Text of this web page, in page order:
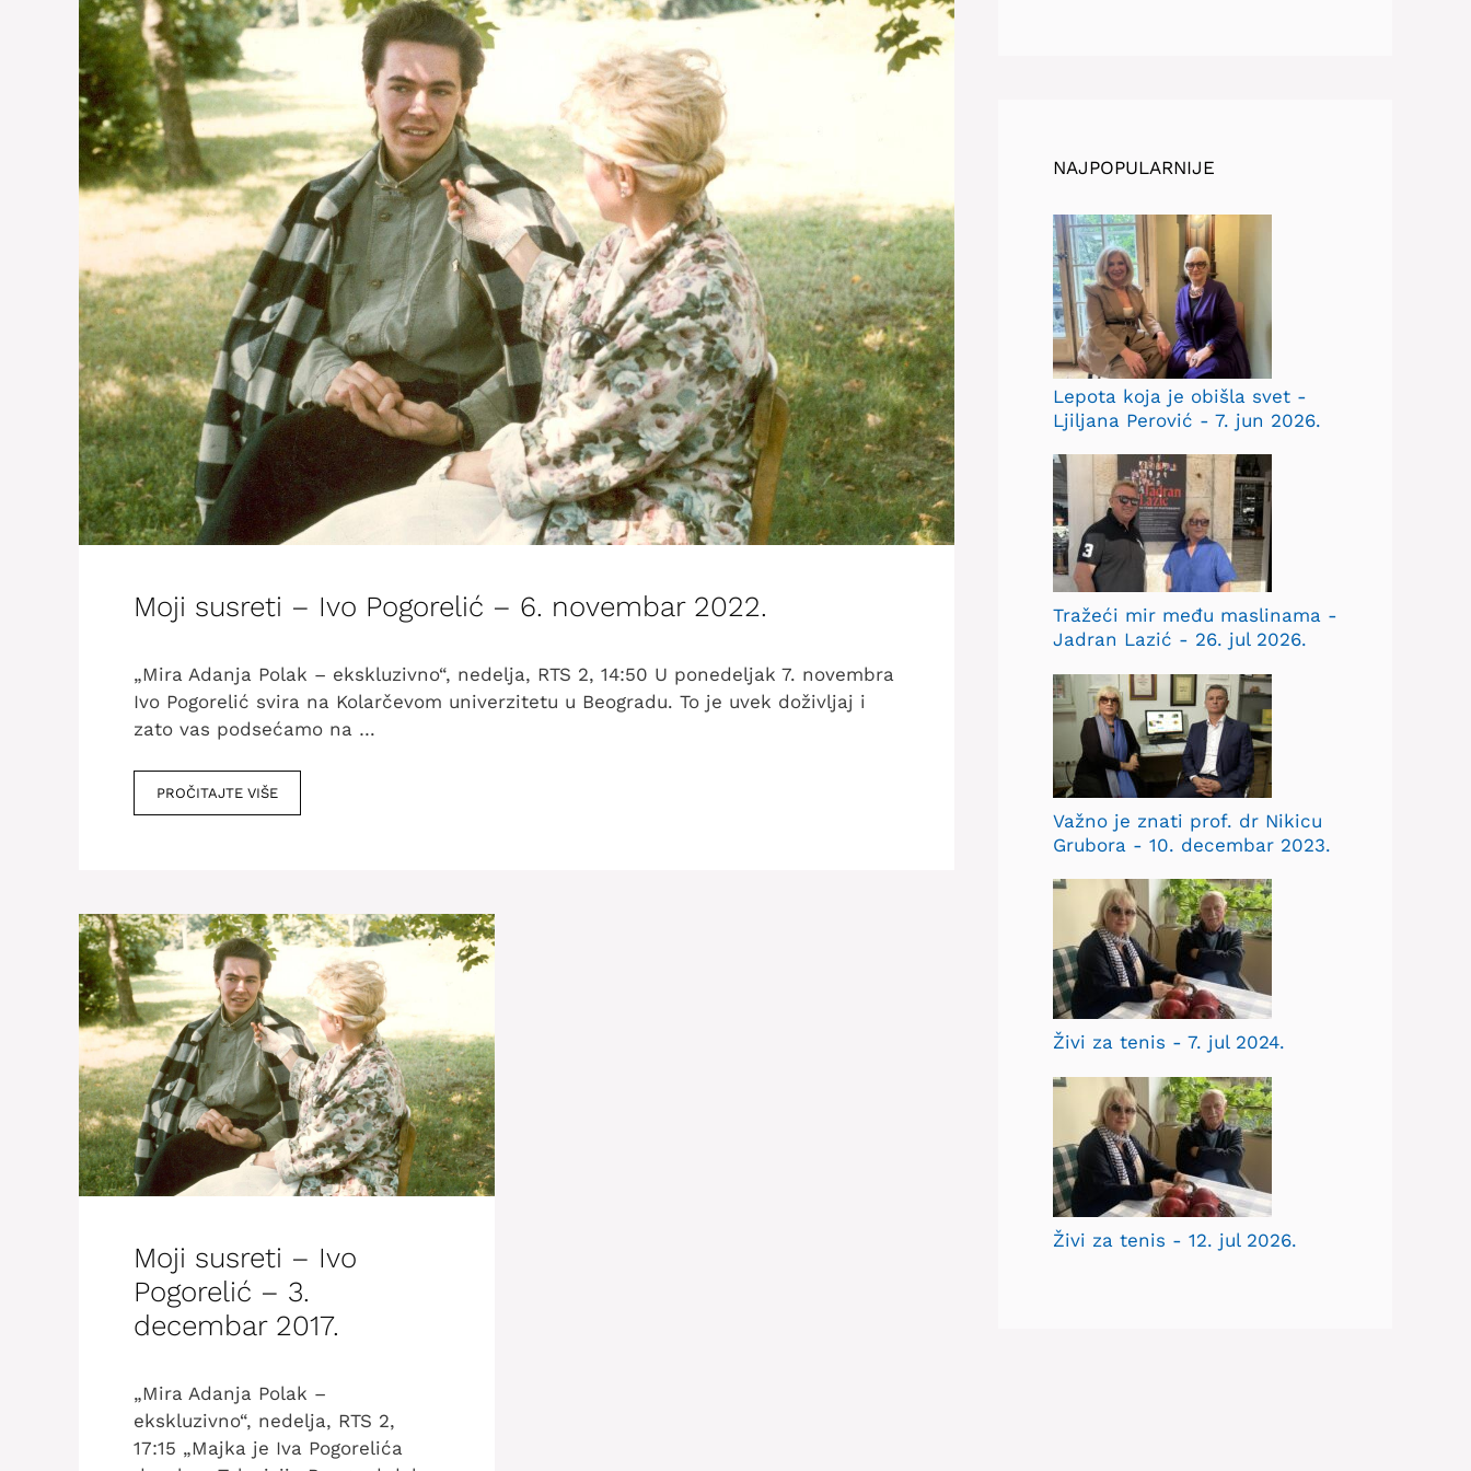
Moji susreti – Ivo Pogorelić – 6. novembar 2022.
„Mira Adanja Polak – ekskluzivno“, nedelja, RTS 2, 14:50 U ponedeljak 7. novembra
Ivo Pogorelić svira na Kolarčevom univerzitetu u Beogradu. To je uvek doživljaj i
zato vas podsećamo na …
PROČITAJTE VIŠE
Moji susreti – Ivo
Pogorelić – 3.
decembar 2017.
„Mira Adanja Polak –
ekskluzivno“, nedelja, RTS 2,
17:15 „Majka je Iva Pogorelića
NAJPOPULARNIJE
Lepota koja je obišla svet -
Ljiljana Perović - 7. jun 2026.
Tražeći mir među maslinama -
Jadran Lazić - 26. jul 2026.
Važno je znati prof. dr Nikicu
Grubora - 10. decembar 2023.
Živi za tenis - 7. jul 2024.
Živi za tenis - 12. jul 2026.